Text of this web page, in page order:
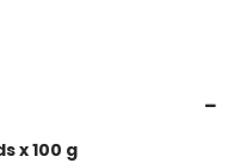
x 100 g